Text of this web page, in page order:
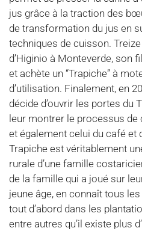
jus grâce à la traction des
de transformation du jus en
techniques de cuisson.
d’Higinio à Monteverde, son
et achète un “Trapiche” à
d’utilisation. Finalement, en
décide d’ouvrir les portes du
leur montrer le processus
et également celui du café et
Trapiche est véritablement
rurale d’une famille
de la famille qui a joué sur
jeune âge, en connaît tous
tout d’abord dans les
entre autres qu’il existe plus